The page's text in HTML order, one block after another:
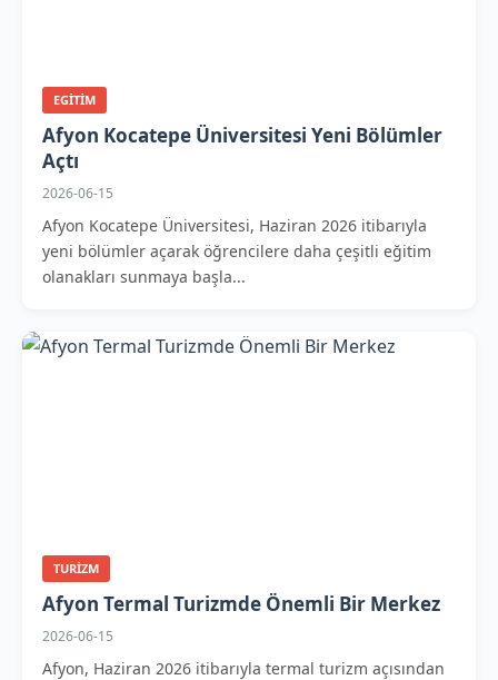
EGITIM
Afyon Kocatepe Üniversitesi Yeni Bölümler
Açtı
2026-06-15
Afyon Kocatepe Üniversitesi, Haziran 2026 itibarıyla
yeni bölümler açarak öğrencilere daha çeşitli eğitim
olanakları sunmaya başla...
TURIZM
Afyon Termal Turizmde Önemli Bir Merkez
2026-06-15
Afyon, Haziran 2026 itibarıyla termal turizm açısından